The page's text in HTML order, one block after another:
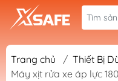
Trang chủ / Thiết Bị
Máy xịt rửa xe áp lực